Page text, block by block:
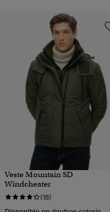
Veste Mountain SD
Windcheater
(18)